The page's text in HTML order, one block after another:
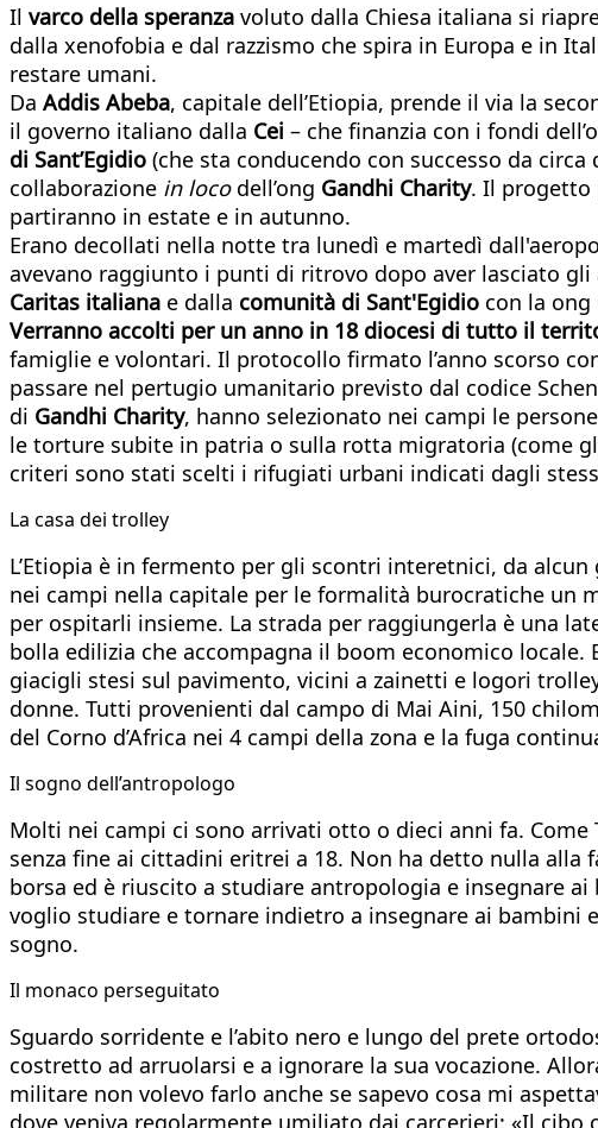
Il varco della speranza voluto dalla Chiesa italiana si
dalla xenofobia e dal razzismo che spira in Europa e in
restare umani.
Da Addis Abeba, capitale dell’Etiopia, prende il via la
il governo italiano dalla Cei – che finanzia con i fondi
di Sant’Egidio (che sta conducendo con successo da circa
collaborazione in locodell’ong Gandhi Charity. Il progetto
partiranno in estate e in autunno.
Erano decollati nella notte tra lunedì e martedì
avevano raggiunto i punti di ritrovo dopo aver lasciato gli
Caritas italiana e dalla comunità di Sant'Egidio con la
Verranno accolti per un anno in 18 diocesi di tutto il
famiglie e volontari. Il protocollo firmato l’anno scorso
passare nel pertugio umanitario previsto dal codice
di Gandhi Charity, hanno selezionato nei campi le
le torture subite in patria o sulla rotta migratoria (come
criteri sono stati scelti i rifugiati urbani indicati dagli
La casa dei trolley
L’Etiopia è in fermento per gli scontri interetnici, da
nei campi nella capitale per le formalità burocratiche un
per ospitarli insieme. La strada per raggiungerla è una
bolla edilizia che accompagna il boom economico
giacigli stesi sul pavimento, vicini a zainetti e logori
donne. Tutti provenienti dal campo di Mai Aini, 150
del Corno d’Africa nei 4 campi della zona e la fuga
Il sogno dell’antropologo
Molti nei campi ci sono arrivati otto o dieci anni fa. Come
senza fine ai cittadini eritrei a 18. Non ha detto nulla
borsa ed è riuscito a studiare antropologia e insegnare
voglio studiare e tornare indietro a insegnare ai bambini
sogno.
Il monaco perseguitato
Sguardo sorridente e l’abito nero e lungo del prete
costretto ad arruolarsi e a ignorare la sua vocazione.
militare non volevo farlo anche se sapevo cosa mi
dove veniva regolarmente umiliato dai carcerieri: «Il